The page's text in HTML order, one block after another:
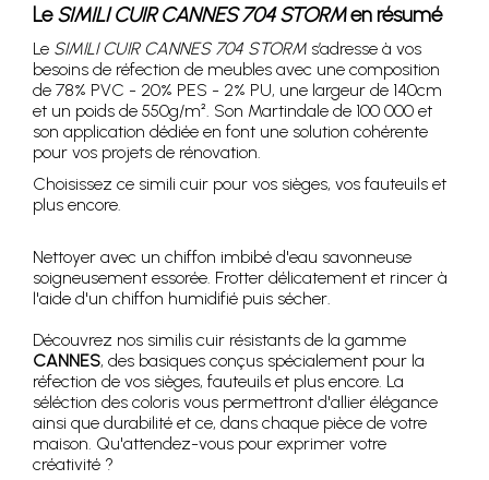
LeSIMILI CUIR CANNES 704 STORMen résumé
Le SIMILI CUIR CANNES 704 STORM s’adresse à vos
besoins de réfection de meubles avec une composition
de 78% PVC - 20% PES - 2% PU, une largeur de 140cm
et un poids de 550g/m². Son Martindale de 100 000 et
son application dédiée en font une solution cohérente
pour vos projets de rénovation.
Choisissez ce simili cuir pour vos sièges, vos fauteuils et
plus encore.
Nettoyer avec un chiffon imbibé d'eau savonneuse
soigneusement essorée. Frotter délicatement et rincer à
l'aide d'un chiffon humidifié puis sécher.
Découvrez nos similis cuir résistants de la gamme
CANNES, des basiques conçus spécialement pour la
réfection de vos sièges, fauteuils et plus encore. La
séléction des coloris vous permettront d'allier élégance
ainsi que durabilité et ce, dans chaque pièce de votre
maison. Qu'attendez-vous pour exprimer votre
créativité ?